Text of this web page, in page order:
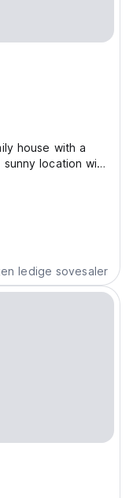
house with a
location with
can
double
ledige sovesaler